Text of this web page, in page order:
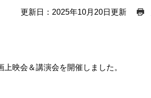
更新日：2025年10月20日更新
映会＆講演会を開催しました。